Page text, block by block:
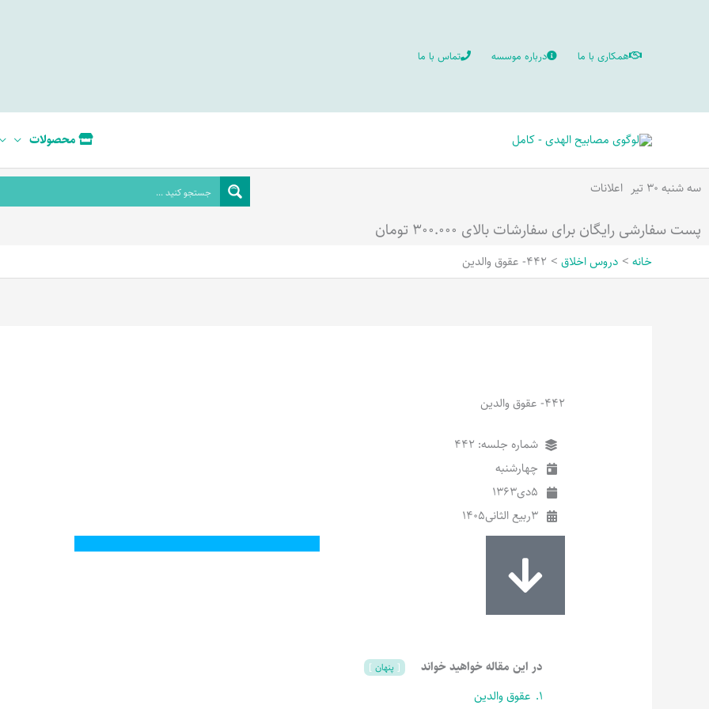
همکاری با ما درباره موسسه تماس با ما
محصولات
سه شنبه ۳۰ تیر اعلانات
پست سفارشی رایگان برای سفارشات بالای ۳۰۰.۰۰۰ تومان
خانه دروس اخلاق 442- عقوق والدین
442- عقوق والدین
شماره جلسه: 442
چهارشنبه
5دی1363
3ربیع الثانی1405
در این مقاله خواهید خواند پنهان
1. عقوق والدین